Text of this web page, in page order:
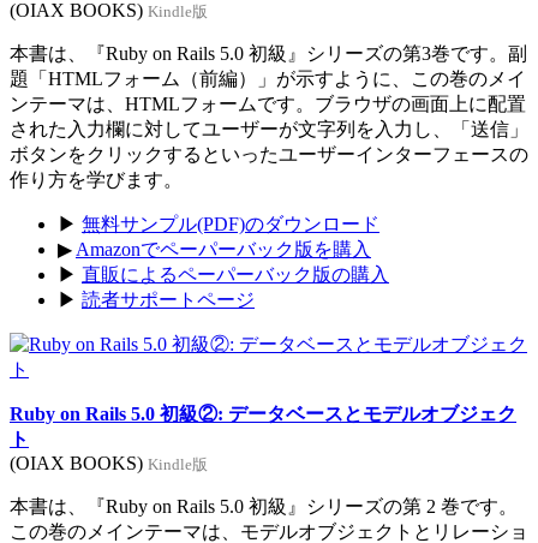
(OIAX BOOKS) Kindle版
本書は、『Ruby on Rails 5.0 初級』シリーズの第3巻です。副
題「HTMLフォーム（前編）」が示すように、この巻のメイ
ンテーマは、HTMLフォームです。ブラウザの画面上に配置
された入力欄に対してユーザーが文字列を入力し、「送信」
ボタンをクリックするといったユーザーインターフェースの
作り方を学びます。
▶ 無料サンプル(PDF)のダウンロード
▶ Amazonでペーパーバック版を購入
▶ 直販によるペーパーバック版の購入
▶ 読者サポートページ
Ruby on Rails 5.0 初級②: データベースとモデルオブジェク
ト
(OIAX BOOKS) Kindle版
本書は、『Ruby on Rails 5.0 初級』シリーズの第 2 巻です。
この巻のメインテーマは、モデルオブジェクトとリレーショ